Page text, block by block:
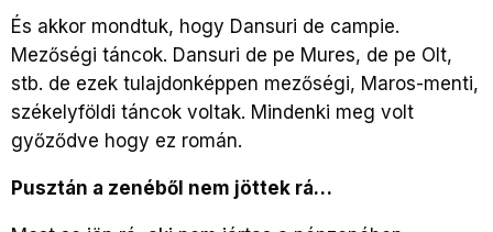
És akkor mondtuk, hogy Dansuri de campie.
Mezőségi táncok. Dansuri de pe Mures, de pe Olt,
stb. de ezek tulajdonképpen mezőségi, Maros-menti,
székelyföldi táncok voltak. Mindenki meg volt
győződve hogy ez román.
Pusztán a zenéből nem jöttek rá…